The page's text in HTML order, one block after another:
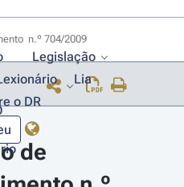
Legislação
Lia
o DR
de